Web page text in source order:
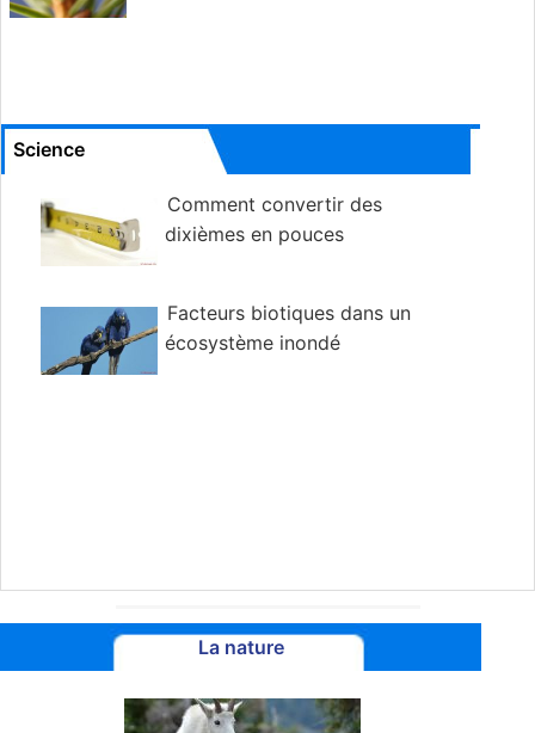
Science
Comment convertir des
dixièmes en pouces
Facteurs biotiques dans un
écosystème inondé
La nature